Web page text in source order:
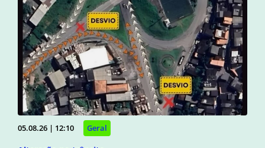
05.08.26 | 12:10 Geral